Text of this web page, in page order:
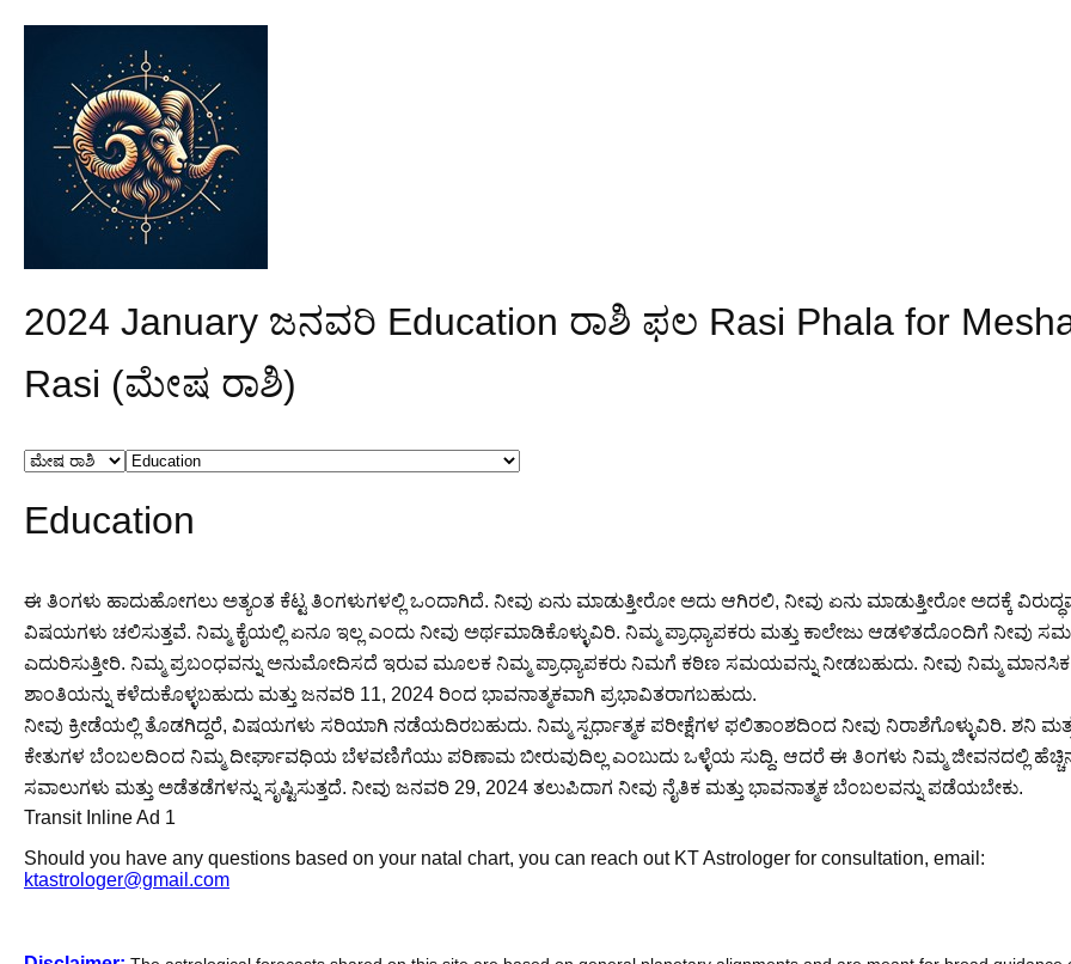
2024 January ಜನವರಿ Education ರಾಶಿ ಫಲ Rasi Phala for
Rasi (ಮೇಷ ರಾಶಿ)
Education
ಈ ತಿಂಗಳು ಹಾದುಹೋಗಲು ಅತ್ಯಂತ ಕೆಟ್ಟ ತಿಂಗಳುಗಳಲ್ಲಿ ಒಂದಾಗಿದೆ. ನೀವು ಏನು ಮಾಡುತ್ತೀರೋ ಅದು ಆಗಿರಲಿ, ನೀವು ಏನು ಮಾಡುತ್ತೀರೋ ಅದಕ್ಕೆ
ವಿಷಯಗಳು ಚಲಿಸುತ್ತವೆ. ನಿಮ್ಮ ಕೈಯಲ್ಲಿ ಏನೂ ಇಲ್ಲ ಎಂದು ನೀವು ಅರ್ಥಮಾಡಿಕೊಳ್ಳುವಿರಿ. ನಿಮ್ಮ ಪ್ರಾಧ್ಯಾಪಕರು ಮತ್ತು ಕಾಲೇಜು ಆಡಳಿತದೊಂದಿಗೆ ನೀವು
ಎದುರಿಸುತ್ತೀರಿ. ನಿಮ್ಮ ಪ್ರಬಂಧವನ್ನು ಅನುಮೋದಿಸದೆ ಇರುವ ಮೂಲಕ ನಿಮ್ಮ ಪ್ರಾಧ್ಯಾಪಕರು ನಿಮಗೆ ಕಠಿಣ ಸಮಯವನ್ನು ನೀಡಬಹುದು. ನೀವು ನಿಮ್ಮ ಮಾನಸಿಕ
ಶಾಂತಿಯನ್ನು ಕಳೆದುಕೊಳ್ಳಬಹುದು ಮತ್ತು ಜನವರಿ 11, 2024 ರಿಂದ ಭಾವನಾತ್ಮಕವಾಗಿ ಪ್ರಭಾವಿತರಾಗಬಹುದು.
ನೀವು ಕ್ರೀಡೆಯಲ್ಲಿ ತೊಡಗಿದ್ದರೆ, ವಿಷಯಗಳು ಸರಿಯಾಗಿ ನಡೆಯದಿರಬಹುದು. ನಿಮ್ಮ ಸ್ಪರ್ಧಾತ್ಮಕ ಪರೀಕ್ಷೆಗಳ ಫಲಿತಾಂಶದಿಂದ ನೀವು ನಿರಾಶೆಗೊಳ್ಳುವಿರಿ. ಶನಿ
ಕೇತುಗಳ ಬೆಂಬಲದಿಂದ ನಿಮ್ಮ ದೀರ್ಘಾವಧಿಯ ಬೆಳವಣಿಗೆಯು ಪರಿಣಾಮ ಬೀರುವುದಿಲ್ಲ ಎಂಬುದು ಒಳ್ಳೆಯ ಸುದ್ದಿ. ಆದರೆ ಈ ತಿಂಗಳು ನಿಮ್ಮ ಜೀವನದಲ್ಲಿ
ಸವಾಲುಗಳು ಮತ್ತು ಅಡೆತಡೆಗಳನ್ನು ಸೃಷ್ಟಿಸುತ್ತದೆ. ನೀವು ಜನವರಿ 29, 2024 ತಲುಪಿದಾಗ ನೀವು ನೈತಿಕ ಮತ್ತು ಭಾವನಾತ್ಮಕ ಬೆಂಬಲವನ್ನು ಪಡೆಯಬೇಕು.
Transit Inline Ad 1
Should you have any questions based on your natal chart, you can reach out KT Astrologer for consultation, email:
ktastrologer@gmail.com